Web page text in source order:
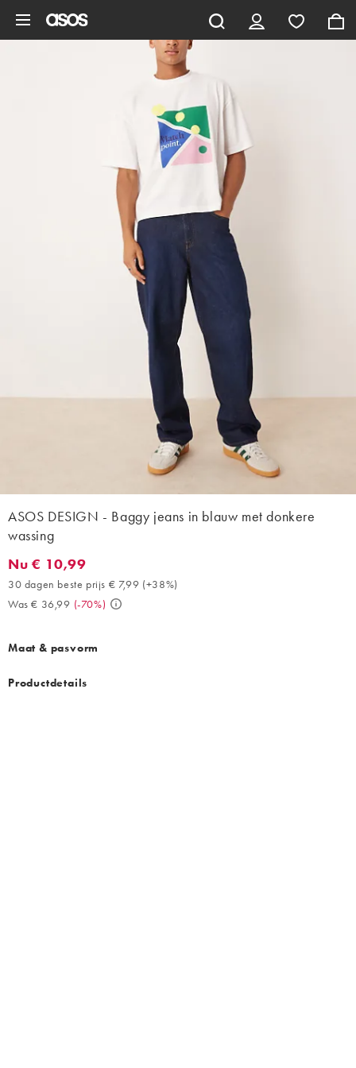
ASOS DESIGN - Baggy jeans in blauw met donkere
wassing
Nu € 10,99. 30 dagen beste prijs € 7,99 (+38%). Was € 36,99.
Nu € 10,99
30 dagen beste prijs € 7,99 (+38%)
Was € 36,99 (-70%)
Maat & pasvorm
Productdetails